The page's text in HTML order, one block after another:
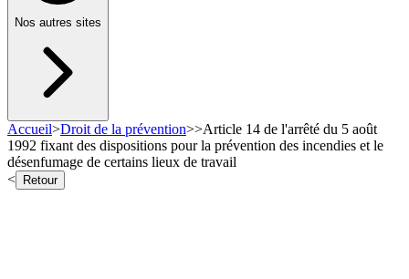
Nos autres sites
Accueil>Droit de la prévention>>Article 14 de l'arrêté du 5 août
1992 fixant des dispositions pour la prévention des incendies et le
désenfumage de certains lieux de travail
<
Retour